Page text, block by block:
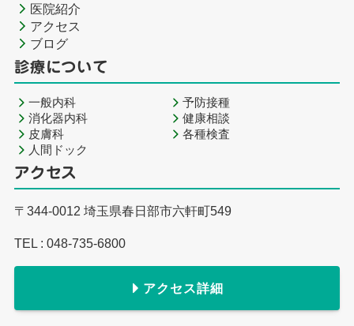
医院紹介
アクセス
ブログ
診療について
一般内科
消化器内科
皮膚科
人間ドック
予防接種
健康相談
各種検査
アクセス
〒344-0012 埼玉県春日部市六軒町549
TEL : 048-735-6800
アクセス詳細